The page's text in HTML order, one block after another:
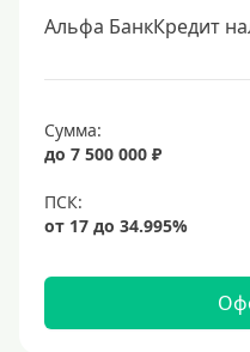
Низкий процент
6%
6,5%
6,9%
8%
9%
Альфа БанкКредит
Сумма:
до 7 500 000 ₽